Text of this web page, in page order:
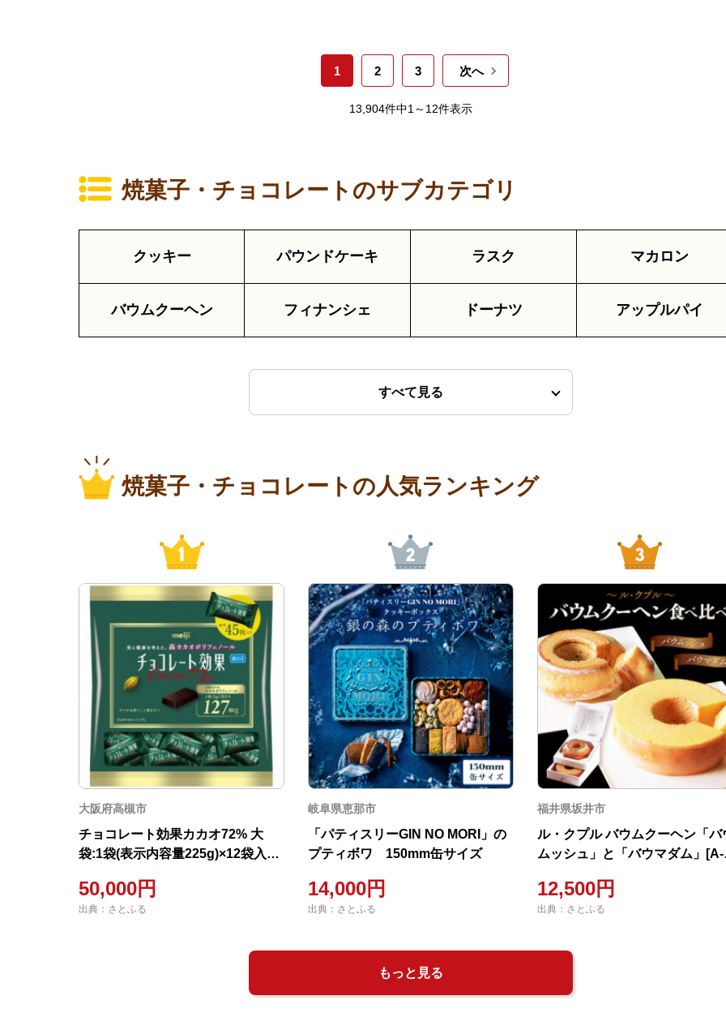
1 2 3 次へ
13,904件中1～12件表示
焼菓子・チョコレートのサブカテゴリ
クッキー パウンドケーキ ラスク マカロン
バウムクーヘン フィナンシェ ドーナツ アップルパイ
すべて見る
焼菓子・チョコレートの人気ランキング
1
大阪府高槻市
チョコレート効果カカオ72% 大
袋:1袋(表示内容量225g)×12袋入り
50,000円
出典：さとふる
岐阜県恵那市
「パティスリーGIN NO MORI」の
プティボワ 150mm缶サイズ
14,000円
出典：さとふる
福井県坂井市
ル・クプル バウムクーヘン「バ
ムッシュ」と「バウマダム」[A-
12,500円
出典：さとふる
もっと見る